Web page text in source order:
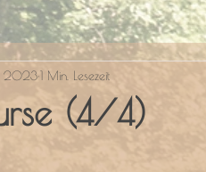
(4/4)
20231 Min. Lesezeit